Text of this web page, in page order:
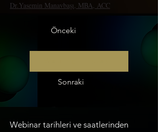
Dr.Yasemin Manavbaşı, MBA, ACC
Önceki
Sonraki
Webinar tarihleri ve saatlerinden